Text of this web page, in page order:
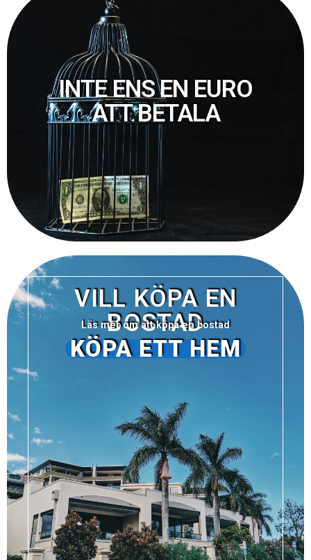
INTE ENS EN EURO
ATT BETALA
VILL KÖPA EN
BOSTAD
Läs mer om att köpa en bostad
KÖPA ETT HEM